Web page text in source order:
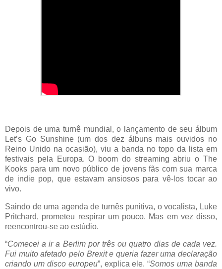
Depois de uma turnê mundial, o lançamento de seu álbum
Let’s Go Sunshine (um dos dez álbuns mais ouvidos no
Reino Unido na ocasião), viu a banda no topo da lista em
festivais pela Europa. O boom do streaming abriu o The
Kooks para um novo público de jovens fãs com sua marca
de indie pop, que estavam ansiosos para vê-los tocar ao
vivo.
Saindo de uma agenda de turnês punitiva, o vocalista, Luke
Pritchard, prometeu respirar um pouco. Mas em vez disso,
reencontrou-se ao estúdio.
“Comecei a ir a Berlim por três ou quatro dias de cada vez.
Fui muito afetado pelo Brexit e queria fazer uma declaração
criando um disco europeu”, explica ele. “Somos uma banda